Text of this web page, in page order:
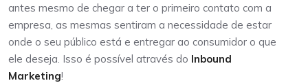
antes mesmo de chegar a ter o primeiro contato com a
empresa, as mesmas sentiram a necessidade de estar
onde o seu público está e entregar ao consumidor o que
ele deseja. Isso é possível através do Inbound
Marketing!